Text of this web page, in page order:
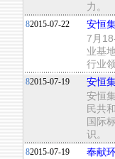
力。
82015-07-22
安恒
7月
业基
行业
82015-07-19
安恒
安恒
民共
国际
识。
82015-07-19
奉献